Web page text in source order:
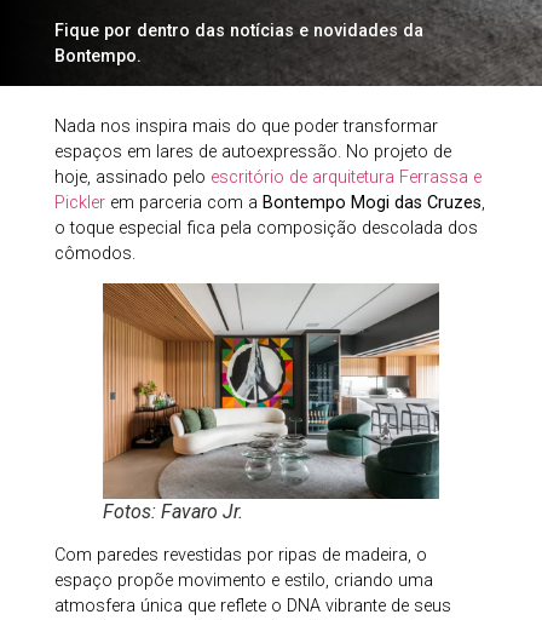
Fique por dentro das notícias e novidades da
Bontempo.
Nada nos inspira mais do que poder transformar
espaços em lares de autoexpressão. No projeto de
hoje, assinado pelo escritório de arquitetura Ferrassa e
Picklerem parceria com a Bontempo Mogi das Cruzes,
o toque especial fica pela composição descolada dos
cômodos.
Fotos: Favaro Jr.
Com paredes revestidas por ripas de madeira, o
espaço propõe movimento e estilo, criando uma
atmosfera única que reflete o DNA vibrante de seus